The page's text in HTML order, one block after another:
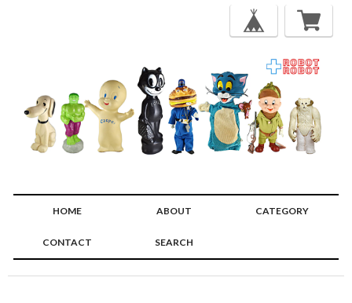
HOME ABOUT CATEGORY
CONTACT SEARCH